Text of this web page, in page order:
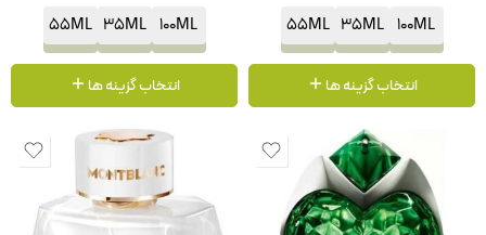
100ML
35ML
55ML
انتخاب گزینه ها
100ML
35ML
55ML
انتخاب گزینه ها